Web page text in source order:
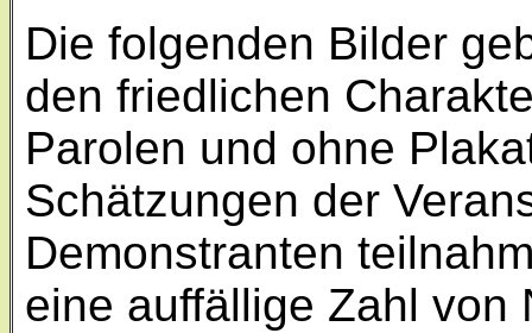
Die folgenden Bilder
den friedlichen
Parolen und ohne
Schätzungen der
Demonstranten
eine auffällige Zahl von